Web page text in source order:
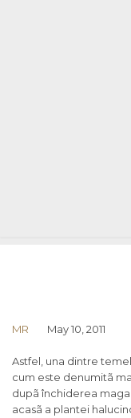
MR May 10, 2011
Astfel, una dintre
cum este denumitã
dupã închiderea
acasã a plantei